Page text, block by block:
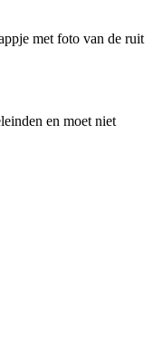
met foto van de ruit
en moet niet